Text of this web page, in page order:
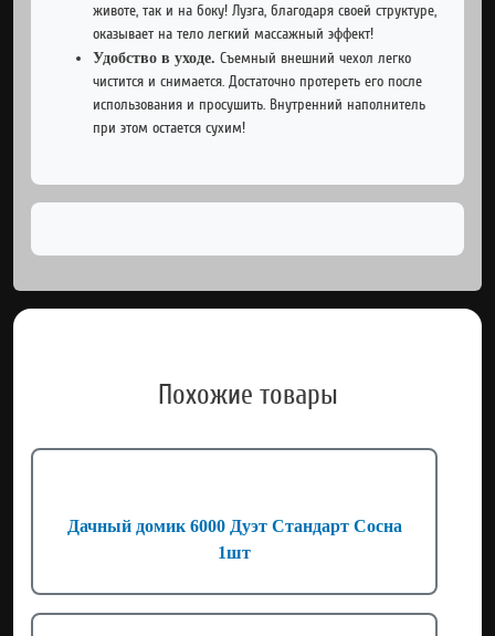
животе, так и на боку! Лузга, благодаря своей структуре,
оказывает на тело легкий массажный эффект!
Удобство в уходе. Съемный внешний чехол легко
чистится и снимается. Достаточно протереть его после
использования и просушить. Внутренний наполнитель
при этом остается сухим!
Похожие товары
Дачный домик 6000 Дуэт Стандарт Сосна
1шт